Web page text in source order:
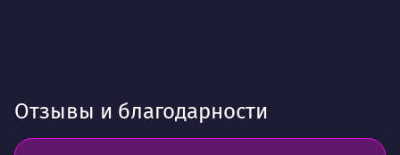
Отзывы и благодарности